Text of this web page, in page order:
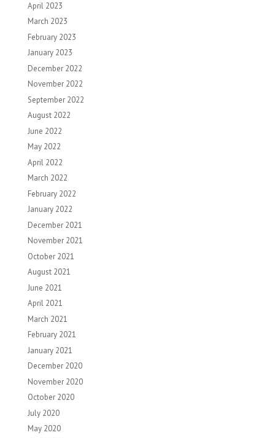
April 2023
March 2023
February 2023
January 2023
December 2022
November 2022
September 2022
August 2022
June 2022
May 2022
April 2022
March 2022
February 2022
January 2022
December 2021
November 2021
October 2021
August 2021
June 2021
April 2021
March 2021
February 2021
January 2021
December 2020
November 2020
October 2020
July 2020
May 2020